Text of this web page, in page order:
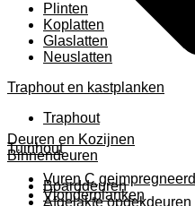
Plinten
Koplatten
Glaslatten
Neuslatten
Traphout en kastplanken
Traphout
Tuinhout
Vuren C geimpregneerd
Vlonderplanken
Deuren en Kozijnen
Binnendeuren
Boarddeuren
Afgelakte opdekdeuren